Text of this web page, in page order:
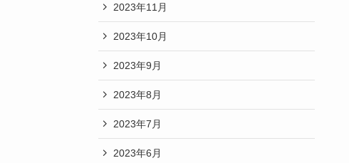
2023年11月
2023年10月
2023年9月
2023年8月
2023年7月
2023年6月